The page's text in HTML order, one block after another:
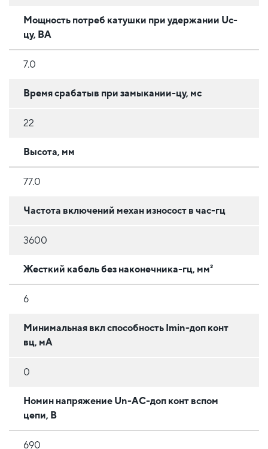
Мощность потреб катушки при удержании Uc-
цу, ВА
7.0
Время срабатыв при замыкании-цу, мс
22
Высота, мм
77.0
Частота включений механ износост в час-гц
3600
Жесткий кабель без наконечника-гц, мм²
6
Минимальная вкл способность Imin-доп конт
вц, мА
0
Номин напряжение Un-AC-доп конт вспом
цепи, В
690